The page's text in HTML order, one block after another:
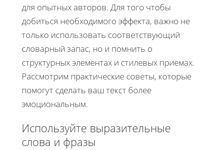
для опытных авторов. Для того чтобы
добиться необходимого эффекта, важно не
только использовать соответствующий
словарный запас, но и помнить о
структурных элементах и стилевых приемах.
Рассмотрим практические советы, которые
помогут сделать ваш текст более
эмоциональным.
Используйте выразительные
слова и фразы